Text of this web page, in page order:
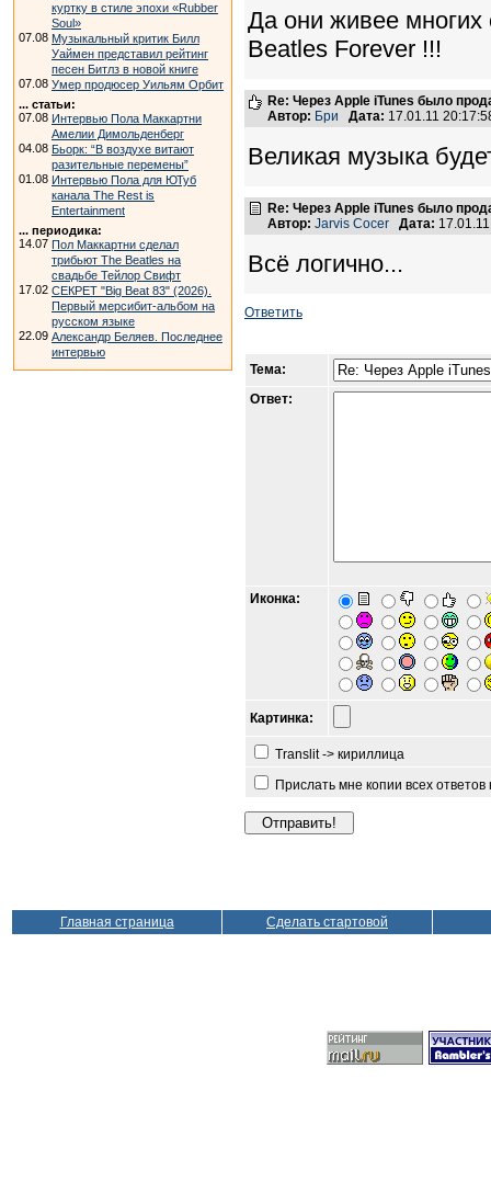
куртку в стиле эпохи «Rubber
Soul»
07.08 Музыкальный критик Билл
Уаймен представил рейтинг
песен Битлз в новой книге
07.08 Умер продюсер Уильям Орбит
... статьи:
07.08 Интервью Пола Маккартни
Амелии Димольденберг
04.08 Бьорк: “В воздухе витают
разительные перемены”
01.08 Интервью Пола для ЮТуб
канала The Rest is
Entertainment
... периодика:
14.07 Пол Маккартни сделал
трибьют The Beatles на
свадьбе Тейлор Свифт
17.02 СЕКРЕТ "Big Beat 83" (2026).
Первый мерсибит-альбом на
русском языке
22.09 Александр Беляев. Последнее
интервью
Да они живее
Beatles Forever !!!
Re: Через Apple iTunes было
Автор: Бри Дата: 17.01.11
Великая музыка
Re: Через Apple iTunes было
Автор: Jarvis Cocer Дата:
Всё логично...
Ответить
Тема:
Ответ:
Иконка:
Картинка:
Translit -> кириллица
Прислать мне копии всех
Главная страница Сделать стартовой